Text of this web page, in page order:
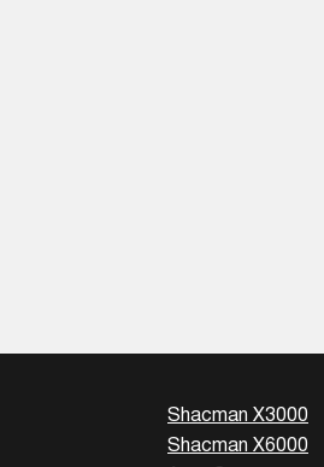
Shacman X3000
Shacman X6000